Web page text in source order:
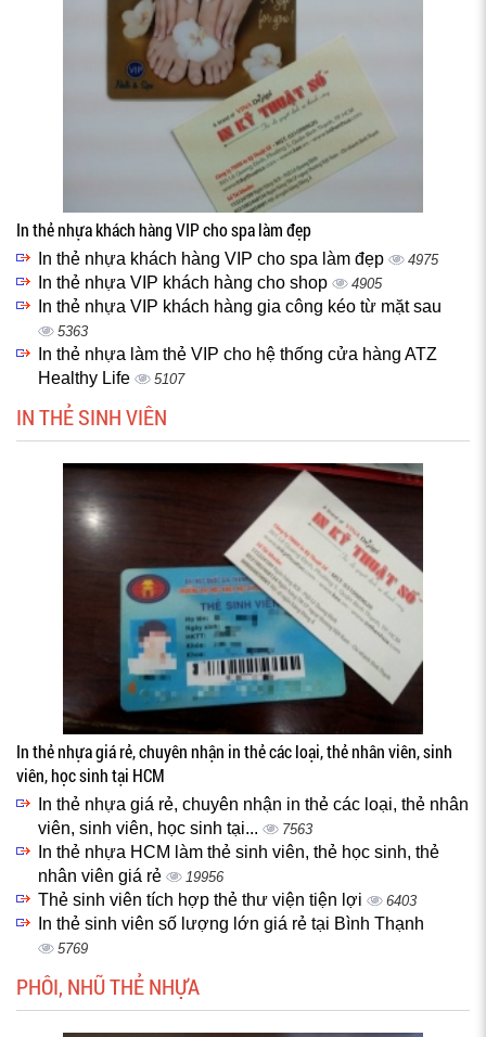
In thẻ nhựa khách hàng VIP cho spa làm đẹp
In thẻ nhựa khách hàng VIP cho spa làm đẹp 4975
In thẻ nhựa VIP khách hàng cho shop 4905
In thẻ nhựa VIP khách hàng gia công kéo từ mặt sau
5363
In thẻ nhựa làm thẻ VIP cho hệ thống cửa hàng ATZ
Healthy Life
5107
IN THẺ SINH VIÊN
In thẻ nhựa giá rẻ, chuyên nhận in thẻ các loại, thẻ nhân viên, sinh
viên, học sinh tại HCM
In thẻ nhựa giá rẻ, chuyên nhận in thẻ các loại, thẻ nhân
viên, sinh viên, học sinh tại...
7563
In thẻ nhựa HCM làm thẻ sinh viên, thẻ học sinh, thẻ
nhân viên giá rẻ
19956
Thẻ sinh viên tích hợp thẻ thư viện tiện lợi 6403
In thẻ sinh viên số lượng lớn giá rẻ tại Bình Thạnh
5769
PHÔI, NHŨ THẺ NHỰA